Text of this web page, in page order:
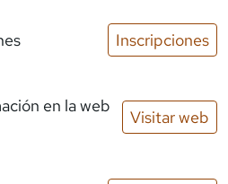
Inscripciones
en la web
Visitar web